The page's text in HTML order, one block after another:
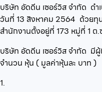
บริษัท อัดดีน เซอร์วิส จำกัด ดำ
วันที่ 13 สิงหาคม 2564 ด้วยทุ
สำนักงานตั้งอยู่ที่ 173 หมู่ที่ 1 ต
บริษัท อัดดีน เซอร์วิส จำกัด มี
จำนวน หุ้น ( มูลค่าหุ้นละ บาท )
1.